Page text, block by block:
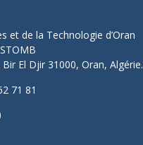
et de la Technologie d’Oran
El Djir 31000, Oran, Algérie.
71 81